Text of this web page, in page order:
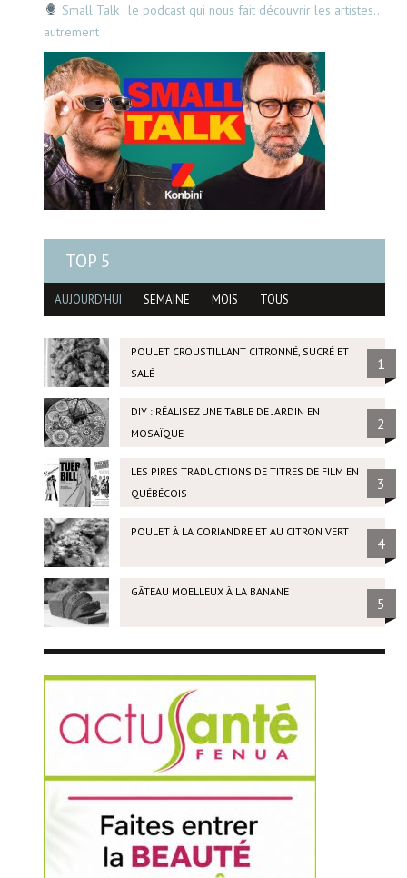
Small Talk : le podcast qui nous fait découvrir les artistes…
autrement
TOP 5
AUJOURD'HUI SEMAINE MOIS TOUS
POULET CROUSTILLANT CITRONNÉ, SUCRÉ ET
SALÉ
1
DIY : RÉALISEZ UNE TABLE DE JARDIN EN
MOSAÏQUE
2
LES PIRES TRADUCTIONS DE TITRES DE FILM EN
QUÉBÉCOIS
3
POULET À LA CORIANDRE ET AU CITRON VERT
4
GÂTEAU MOELLEUX À LA BANANE
5